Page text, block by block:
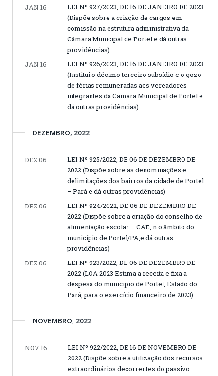
JAN 16
LEI Nº 927/2023, DE 16 DE JANEIRO DE 2023
(Dispõe sobre a criação de cargos em
comissão na estrutura administrativa da
Câmara Municipal de Portel e dá outras
providências)
JAN 16
LEI Nº 926/2023, DE 16 DE JANEIRO DE 2023
(Institui o décimo terceiro subsídio e o gozo
de férias remuneradas aos vereadores
integrantes da Câmara Municipal de Portel e
dá outras providências)
DEZEMBRO, 2022
DEZ 06
LEI Nº 925/2022, DE 06 DE DEZEMBRO DE
2022 (Dispõe sobre as denominações e
delimitações dos bairros da cidade de Portel
– Pará e dá outras providências)
DEZ 06
LEI Nº 924/2022, DE 06 DE DEZEMBRO DE
2022 (Dispõe sobre a criação do conselho de
alimentação escolar – CAE, n o âmbito do
município de Portel/PA,e dá outras
providências)
DEZ 06
LEI Nº 923/2022, DE 06 DE DEZEMBRO DE
2022 (LOA 2023 Estima a receita e fixa a
despesa do município de Portel, Estado do
Pará, para o exercício financeiro de 2023)
NOVEMBRO, 2022
NOV 16
LEI Nº 922/2022, DE 16 DE NOVEMBRO DE
2022 (Dispõe sobre a utilização dos recursos
extraordinários decorrentes do passivo